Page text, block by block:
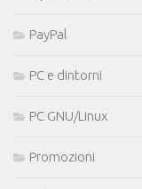
PayPal
PC e dintorni
PC GNU/Linux
Promozioni